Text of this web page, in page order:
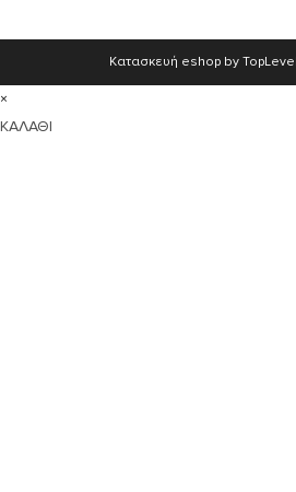
Κατασκευή eshop by
×
ΚΑΛΑΘΙ